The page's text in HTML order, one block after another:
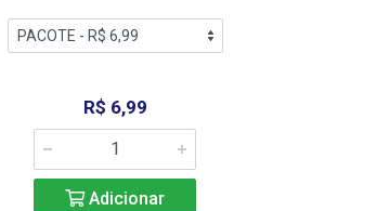
R$ 6,99
Adicionar